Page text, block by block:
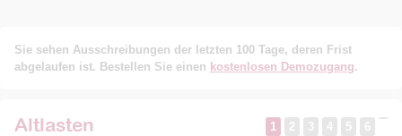
Sie sehen Ausschreibungen der letzten 100 Tage, deren Frist
abgelaufen ist. Bestellen Sie einen kostenlosen Demozugang.
Altlasten 1 2 3 4 5 6